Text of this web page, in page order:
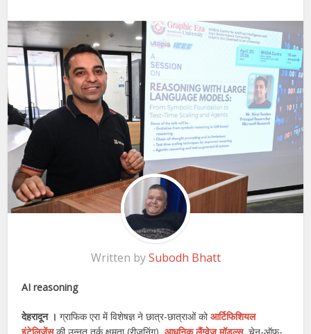
Written bySubodh Bhatt
AI reasoning
देहरादून । ग्राफिक एरा में विशेषज्ञ ने छात्र-छात्राओं कोआर्टिफिशियल